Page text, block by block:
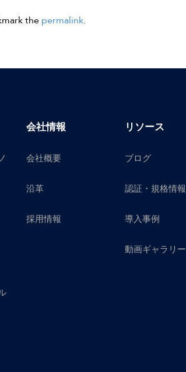
the permalink.
会社情報
会社概要
沿革
採用情報
リソース
ブログ
認証・規格情報
導入事例
動画ギャラリー